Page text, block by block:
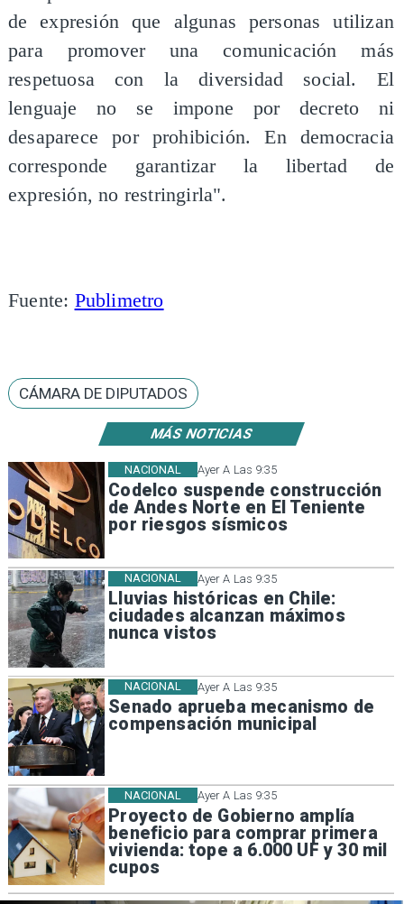
MÁS NOTICIAS
Ayer A Las 9:35
Codelco suspende construcción
de Andes Norte en El Teniente
por riesgos sísmicos
NACIONAL
Ayer A Las 9:35
Lluvias históricas en Chile:
ciudades alcanzan máximos
nunca vistos
NACIONAL
Ayer A Las 9:35
Senado aprueba mecanismo de
compensación municipal
NACIONAL
Ayer A Las 9:35
Proyecto de Gobierno amplía
beneficio para comprar primera
vivienda: tope a 6.000 UF y 30 mil
cupos
NACIONAL
de expresión que algunas personas utilizan
para promover una comunicación más
respetuosa con la diversidad social. El
lenguaje no se impone por decreto ni
desaparece por prohibición. En democracia
corresponde garantizar la libertad de
expresión, no restringirla".
Fuente: Publimetro
CÁMARA DE DIPUTADOS